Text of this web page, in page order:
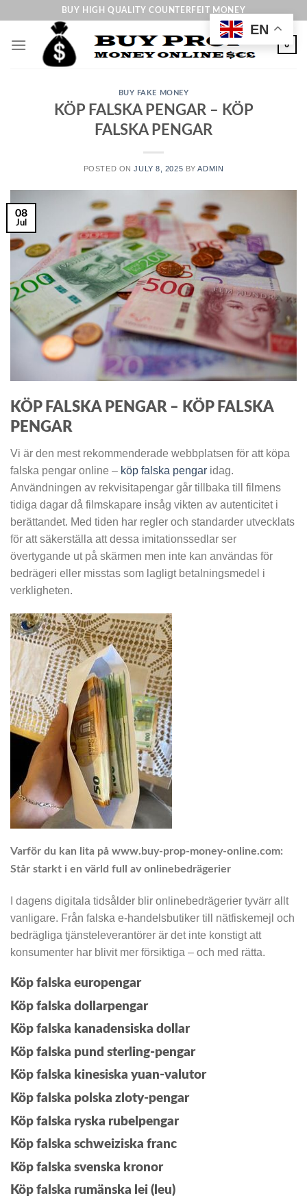
content
BUY HIGH QUALITY COUNTERFEIT MONEY
0
BUY FAKE MONEY
KÖP FALSKA PENGAR – KÖP
FALSKA PENGAR
POSTED ONJULY 8, 2025 BYADMIN
08
Jul
KÖP FALSKA PENGAR – KÖP FALSKA
PENGAR
Vi är den mest rekommenderade webbplatsen för att köpa
falska pengar online – köp falska pengar idag.
Användningen av rekvisitapengar går tillbaka till filmens
tidiga dagar då filmskapare insåg vikten av autenticitet i
berättandet. Med tiden har regler och standarder utvecklats
för att säkerställa att dessa imitationssedlar ser
övertygande ut på skärmen men inte kan användas för
bedrägeri eller misstas som lagligt betalningsmedel i
verkligheten.
Varför du kan lita på www.buy-prop-money-online.com:
Står starkt i en värld full av onlinebedrägerier
I dagens digitala tidsålder blir onlinebedrägerier tyvärr allt
vanligare. Från falska e-handelsbutiker till nätfiskemejl och
bedrägliga tjänsteleverantörer är det inte konstigt att
konsumenter har blivit mer försiktiga – och med rätta.
Köp falska europengar
Köp falska dollarpengar
Köp falska kanadensiska dollar
Köp falska pund sterling-pengar
Köp falska kinesiska yuan-valutor
Köp falska polska zloty-pengar
Köp falska ryska rubelpengar
Köp falska schweiziska franc
Köp falska svenska kronor
Köp falska rumänska lei (leu)
EN